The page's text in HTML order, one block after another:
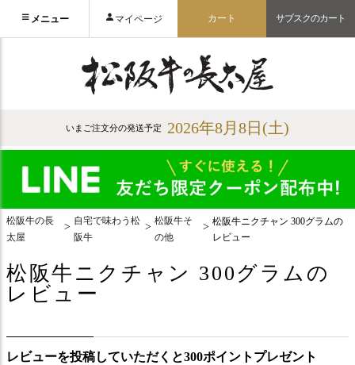
メニュー マイページ カート サブスクのカート
いまご注文分の発送予定 2026年8月8日(土)
松阪牛の長
太屋
自宅で味わう松
阪牛
松阪牛そ
の他
松阪牛ニクチャン 300グラムの
レビュー
松阪牛ニクチャン 300グラムの
レビュー
レビューを投稿していただくと300ポイントプレゼント